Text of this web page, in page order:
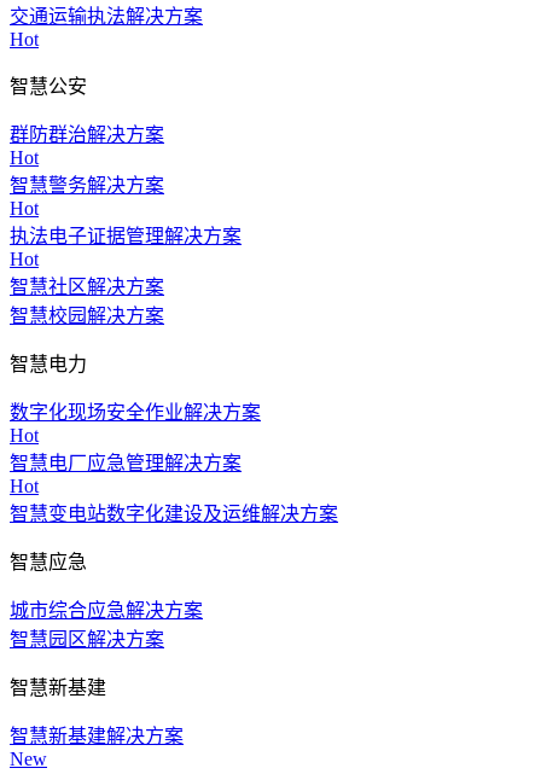
交通运输执法解决方案
Hot
智慧公安
群防群治解决方案
Hot
智慧警务解决方案
Hot
执法电子证据管理解决方案
Hot
智慧社区解决方案
智慧校园解决方案
智慧电力
数字化现场安全作业解决方案
Hot
智慧电厂应急管理解决方案
Hot
智慧变电站数字化建设及运维解决方案
智慧应急
城市综合应急解决方案
智慧园区解决方案
智慧新基建
智慧新基建解决方案
New